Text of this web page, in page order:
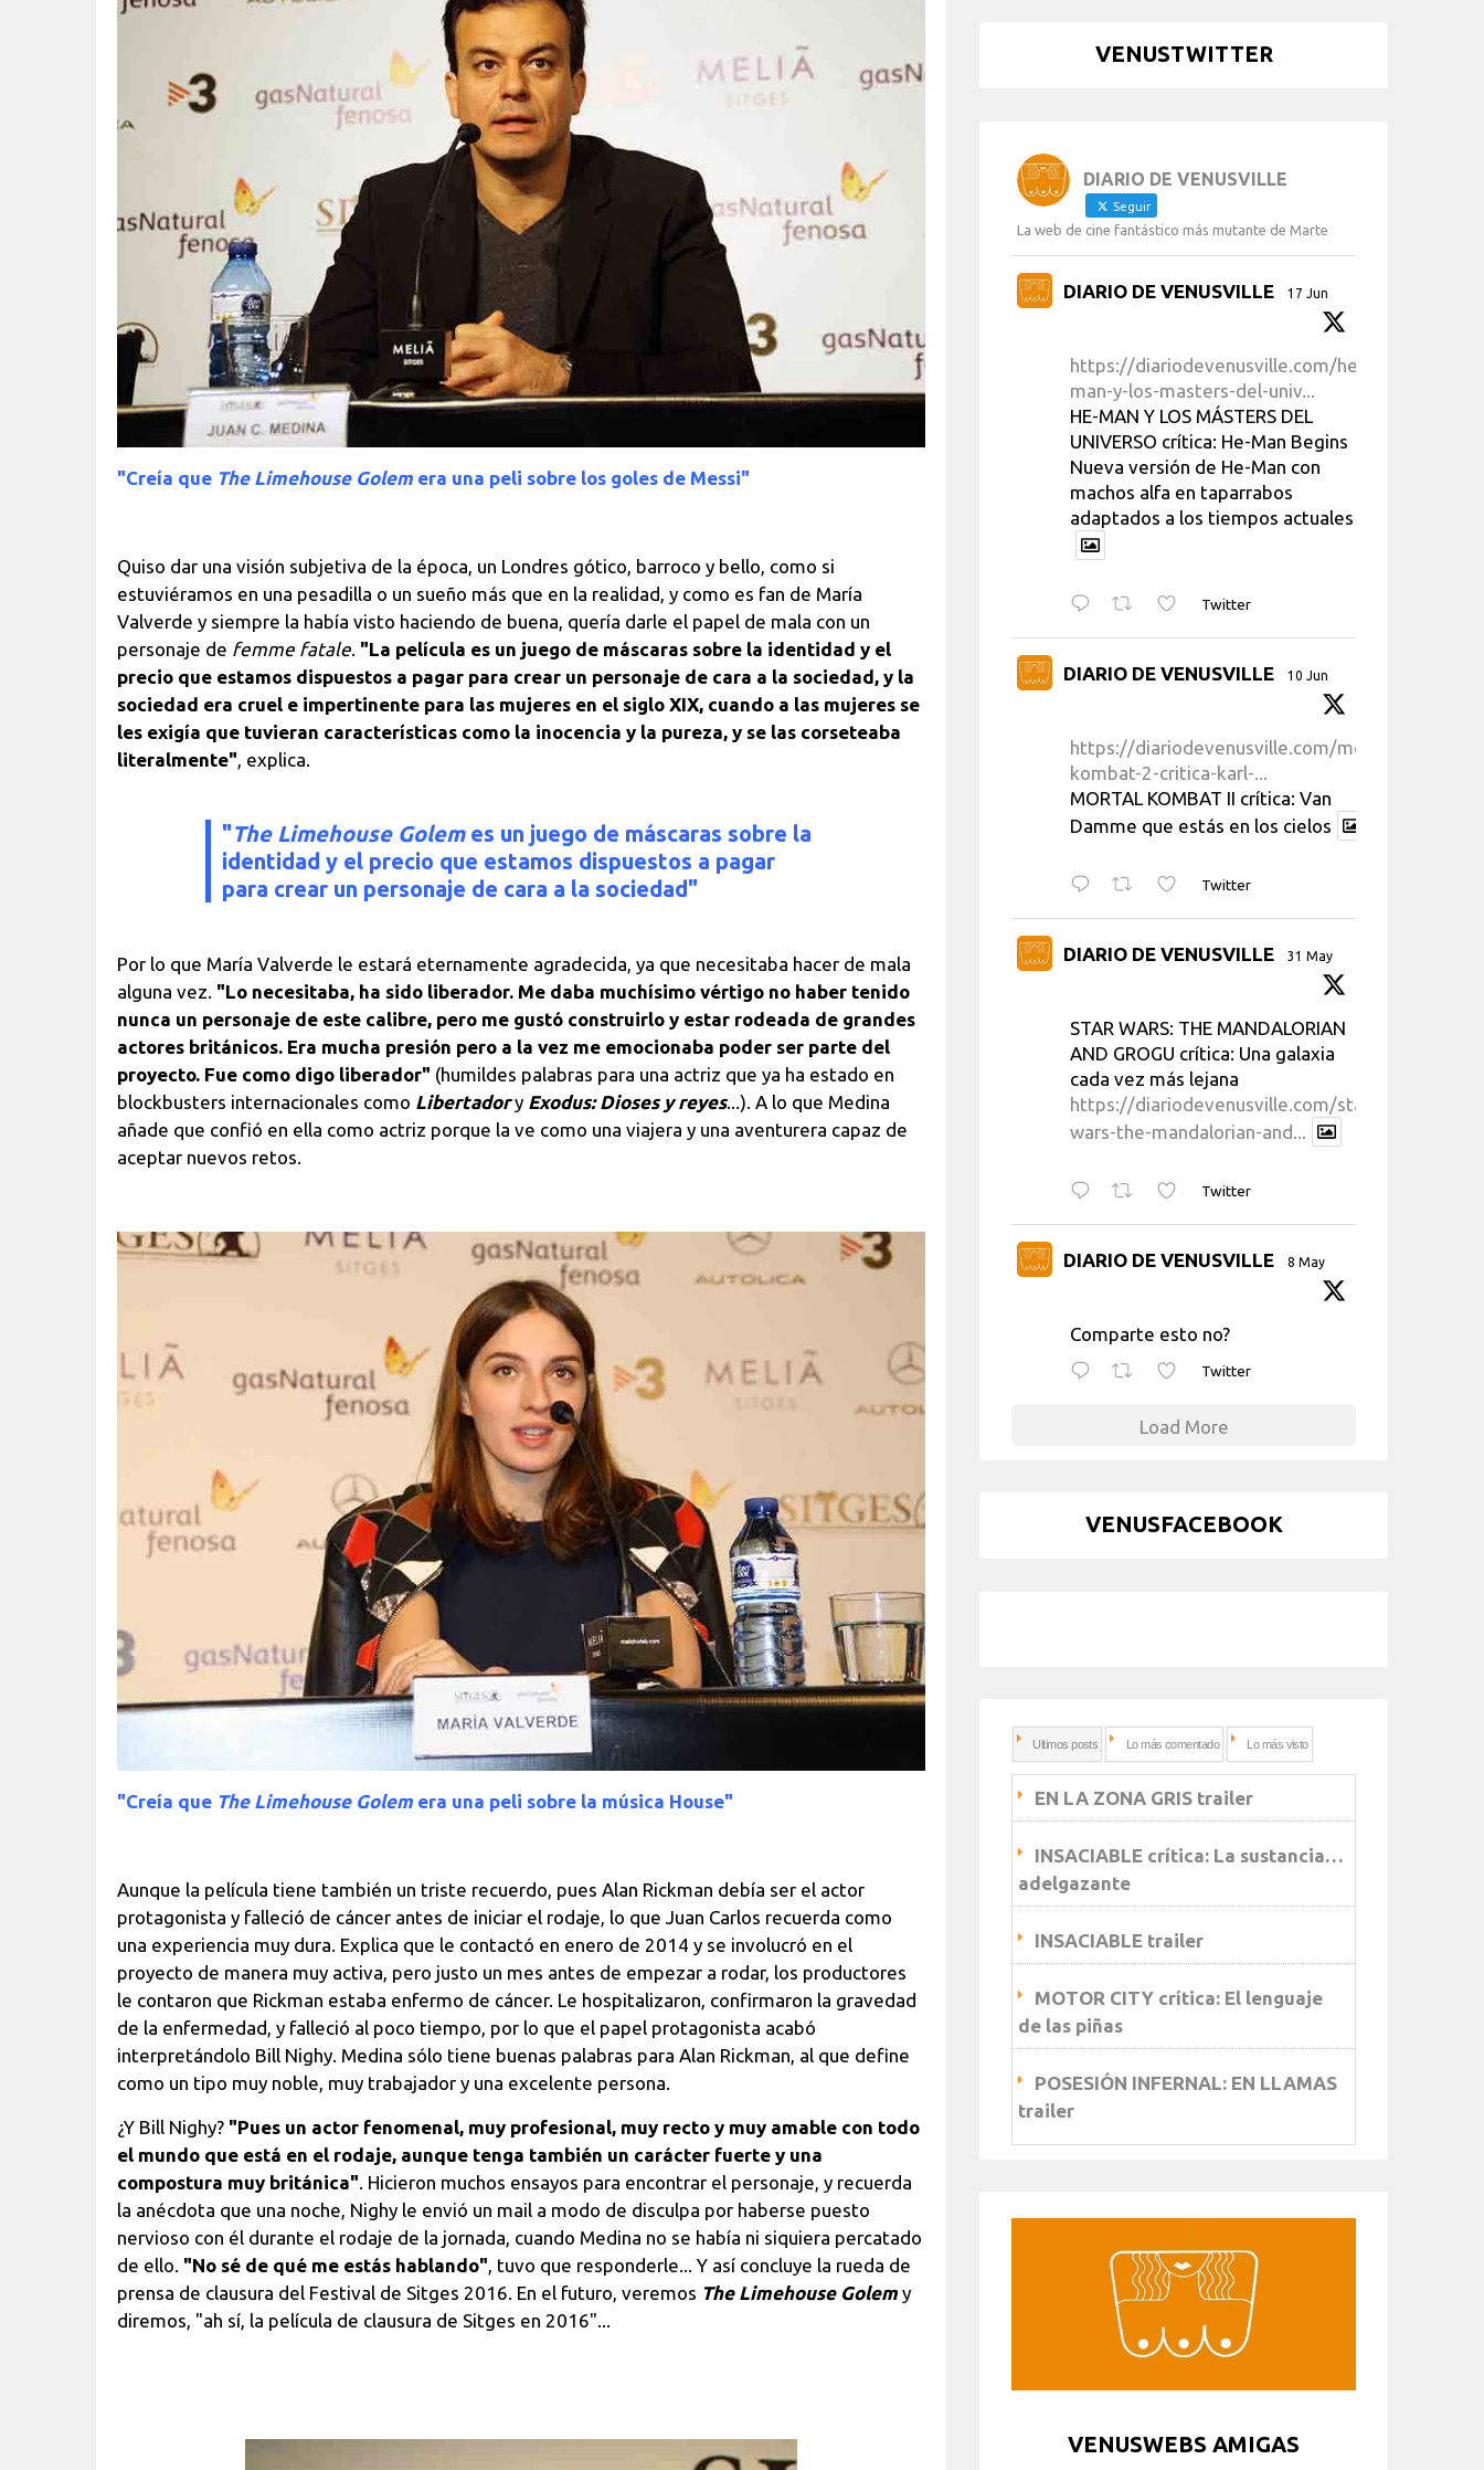
"Creía que The Limehouse Golem era una peli sobre los goles de Messi"
Quiso dar una visión subjetiva de la época, un Londres gótico, barroco y bello, como si
estuviéramos en una pesadilla o un sueño más que en la realidad, y como es fan de María
Valverde y siempre la había visto haciendo de buena, quería darle el papel de mala con un
personaje de femme fatale. "La película es un juego de máscaras sobre la identidad y el
precio que estamos dispuestos a pagar para crear un personaje de cara a la sociedad, y la
sociedad era cruel e impertinente para las mujeres en el siglo XIX, cuando a las mujeres se
les exigía que tuvieran características como la inocencia y la pureza, y se las corseteaba
literalmente", explica.
"The Limehouse Golemes un juego de máscaras sobre la
identidad y el precio que estamos dispuestos a pagar
para crear un personaje de cara a la sociedad"
Por lo que María Valverde le estará eternamente agradecida, ya que necesitaba hacer de mala
alguna vez. "Lo necesitaba, ha sido liberador. Me daba muchísimo vértigo no haber tenido
nunca un personaje de este calibre, pero me gustó construirlo y estar rodeada de grandes
actores británicos. Era mucha presión pero a la vez me emocionaba poder ser parte del
proyecto. Fue como digo liberador" (humildes palabras para una actriz que ya ha estado en
blockbusters internacionales como Libertadory Exodus: Dioses y reyes...). A lo que Medina
añade que confió en ella como actriz porque la ve como una viajera y una aventurera capaz de
aceptar nuevos retos.
"Creía que The Limehouse Golem era una peli sobre la música House"
Aunque la película tiene también un triste recuerdo, pues Alan Rickman debía ser el actor
protagonista y falleció de cáncer antes de iniciar el rodaje, lo que Juan Carlos recuerda como
una experiencia muy dura. Explica que le contactó en enero de 2014 y se involucró en el
proyecto de manera muy activa, pero justo un mes antes de empezar a rodar, los productores
le contaron que Rickman estaba enfermo de cáncer. Le hospitalizaron, confirmaron la gravedad
de la enfermedad, y falleció al poco tiempo, por lo que el papel protagonista acabó
interpretándolo Bill Nighy. Medina sólo tiene buenas palabras para Alan Rickman, al que define
como un tipo muy noble, muy trabajador y una excelente persona.
¿Y Bill Nighy? "Pues un actor fenomenal, muy profesional, muy recto y muy amable con todo
el mundo que está en el rodaje, aunque tenga también un carácter fuerte y una
compostura muy británica". Hicieron muchos ensayos para encontrar el personaje, y recuerda
la anécdota que una noche, Nighy le envió un mail a modo de disculpa por haberse puesto
nervioso con él durante el rodaje de la jornada, cuando Medina no se había ni siquiera percatado
de ello. "No sé de qué me estás hablando", tuvo que responderle... Y así concluye la rueda de
prensa de clausura del Festival de Sitges 2016. En el futuro, veremos The Limehouse Golem y
diremos, "ah sí, la película de clausura de Sitges en 2016"...
VENUSTWITTER
DIARIO DE VENUSVILLE
Seguir
La web de cine fantástico más mutante de Marte
DIARIO DE VENUSVILLE 17 Jun
https://diariodevenusville.com/he-
man-y-los-masters-del-univ...
HE-MAN Y LOS MÁSTERS DEL
UNIVERSO crítica: He-Man Begins
Nueva versión de He-Man con
machos alfa en taparrabos
adaptados a los tiempos actuales
Twitter
DIARIO DE VENUSVILLE 10 Jun
https://diariodevenusville.com/mortal-
kombat-2-critica-karl-...
MORTAL KOMBAT II crítica: Van
Damme que estás en los cielos
Twitter
DIARIO DE VENUSVILLE 31 May
STAR WARS: THE MANDALORIAN
AND GROGU crítica: Una galaxia
cada vez más lejana
https://diariodevenusville.com/star-
wars-the-mandalorian-and...
Twitter
DIARIO DE VENUSVILLE 8 May
Comparte esto no?
Twitter
Load More
VENUSFACEBOOK
Ultimos posts Lo más comentado Lo más visto
EN LA ZONA GRIS trailer
INSACIABLE crítica: La sustancia…
adelgazante
INSACIABLE trailer
MOTOR CITY crítica: El lenguaje
de las piñas
POSESIÓN INFERNAL: EN LLAMAS
trailer
VENUSWEBS AMIGAS